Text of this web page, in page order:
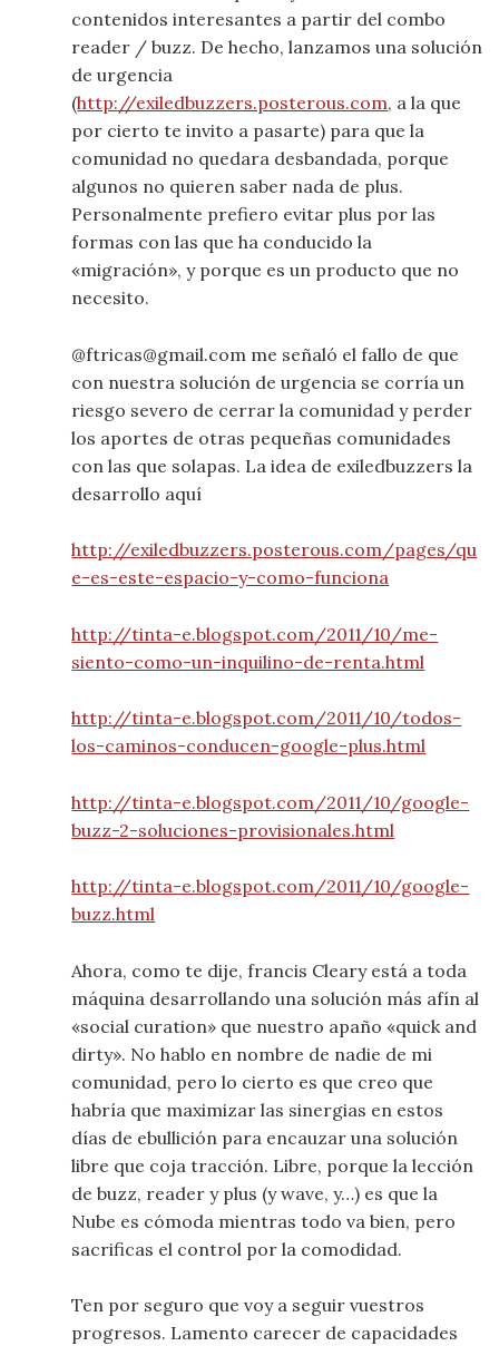
contenidos interesantes a partir del combo
reader / buzz. De hecho, lanzamos una solución
de urgencia
(http://exiledbuzzers.posterous.com, a la que
por cierto te invito a pasarte) para que la
comunidad no quedara desbandada, porque
algunos no quieren saber nada de plus.
Personalmente prefiero evitar plus por las
formas con las que ha conducido la
«migración», y porque es un producto que no
necesito.
@ftricas@gmail.com me señaló el fallo de que
con nuestra solución de urgencia se corría un
riesgo severo de cerrar la comunidad y perder
los aportes de otras pequeñas comunidades
con las que solapas. La idea de exiledbuzzers la
desarrollo aquí
http://exiledbuzzers.posterous.com/pages/qu
e-es-este-espacio-y-como-funciona
http://tinta-e.blogspot.com/2011/10/me-
siento-como-un-inquilino-de-renta.html
http://tinta-e.blogspot.com/2011/10/todos-
los-caminos-conducen-google-plus.html
http://tinta-e.blogspot.com/2011/10/google-
buzz-2-soluciones-provisionales.html
http://tinta-e.blogspot.com/2011/10/google-
buzz.html
Ahora, como te dije, francis Cleary está a toda
máquina desarrollando una solución más afín al
«social curation» que nuestro apaño «quick and
dirty». No hablo en nombre de nadie de mi
comunidad, pero lo cierto es que creo que
habría que maximizar las sinergias en estos
días de ebullición para encauzar una solución
libre que coja tracción. Libre, porque la lección
de buzz, reader y plus (y wave, y…) es que la
Nube es cómoda mientras todo va bien, pero
sacrificas el control por la comodidad.
Ten por seguro que voy a seguir vuestros
progresos. Lamento carecer de capacidades